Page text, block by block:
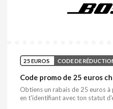
25 EUROS CODE DE
Code promo de 25 euros
Obtiens un rabais de 25 euros
en t'identifiant avec ton statut